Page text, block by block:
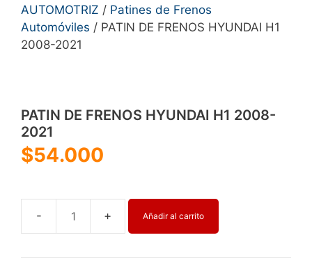
AUTOMOTRIZ / Patines de Frenos
Automóviles / PATIN DE FRENOS HYUNDAI H1
2008-2021
PATIN DE FRENOS HYUNDAI H1 2008-
2021
$54.000
PATIN
FRENOS
Añadir al carrito